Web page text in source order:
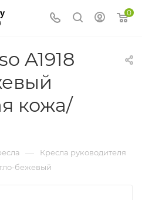
0
A1918
кожа/
— Кресла руководителя
бежевый